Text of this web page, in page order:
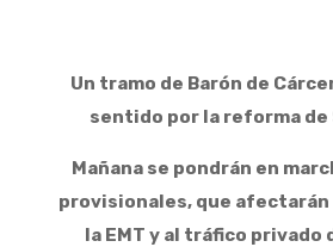
Un tramo de Barón de
sentido por la reforma de
Mañana se pondrán en
provisionales, que afectarán
la EMT y al tráfico privado